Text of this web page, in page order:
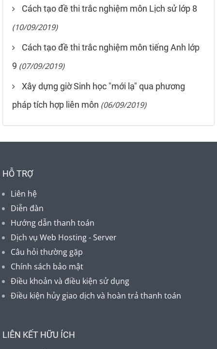
Cách tạo đề thi trắc nghiệm môn Lịch sử lớp 8
(10/09/2019)
Cách tạo đề thi trắc nghiệm môn tiếng Anh lớp
9 (07/09/2019)
Xây dựng giờ Sinh học "mới lạ" qua phương
pháp tích hợp liên môn (06/09/2019)
HỖ TRỢ
Liên hệ
Diễn đàn
Hướng dẫn thanh toán
Dịch vụ Web Hosting - Server
Câu hỏi thường gặp
Chính sách bảo mật
Điều khoản và điều kiện sử dụng
Điều kiện hủy giao dịch và hoàn trả thanh toán
LIÊN KẾT HỮU ÍCH